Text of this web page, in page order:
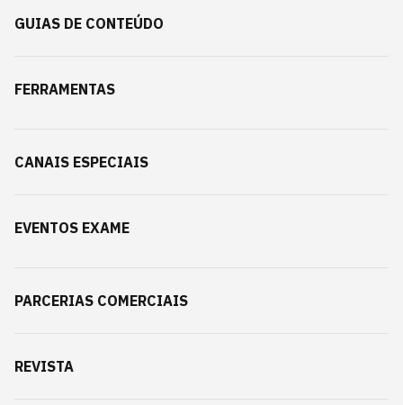
GUIAS DE CONTEÚDO
FERRAMENTAS
CANAIS ESPECIAIS
EVENTOS EXAME
PARCERIAS COMERCIAIS
REVISTA